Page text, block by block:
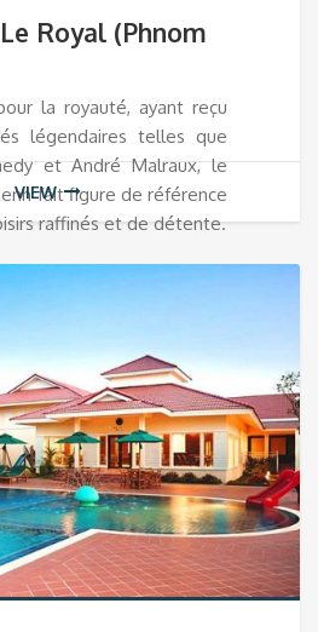
Royal (Phnom
la royauté, ayant reçu
légendaires telles que
et André Malraux, le
fait figure de référence
raffinés et de détente.
VIEW